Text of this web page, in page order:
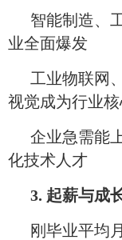
智能制造、
业全面爆发
工业物联网
视觉成为行业
企业急需能
化技术人才
3. 起薪与成
刚毕业平均